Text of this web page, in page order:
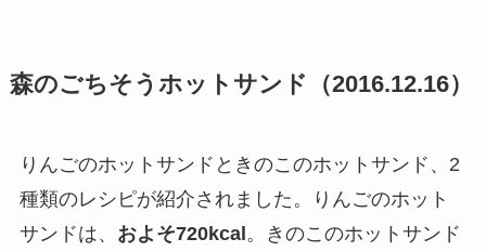
森のごちそうホットサンド（2016.12.16）
りんごのホットサンドときのこのホットサンド、2
種類のレシピが紹介されました。りんごのホット
サンドは、 およそ720kcal。きのこのホットサンド